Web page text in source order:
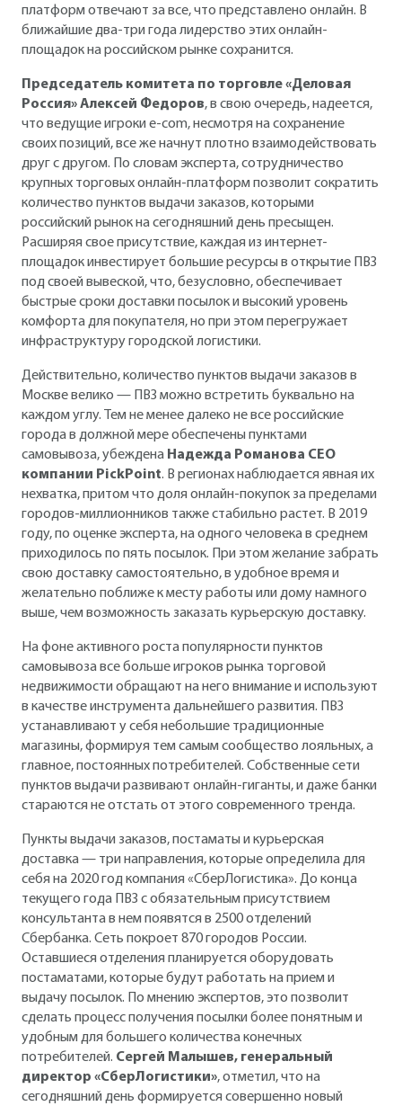
платформ отвечают за все, что представлено онлайн. В
ближайшие два-три года лидерство этих онлайн-
площадок на российском рынке сохранится.
Председатель комитета по торговле «Деловая
Россия» Алексей Федоров, в свою очередь, надеется,
что ведущие игроки e-com, несмотря на сохранение
своих позиций, все же начнут плотно взаимодействовать
друг с другом. По словам эксперта, сотрудничество
крупных торговых онлайн-платформ позволит сократить
количество пунктов выдачи заказов, которыми
российский рынок на сегодняшний день пресыщен.
Расширяя свое присутствие, каждая из интернет-
площадок инвестирует большие ресурсы в открытие ПВЗ
под своей вывеской, что, безусловно, обеспечивает
быстрые сроки доставки посылок и высокий уровень
комфорта для покупателя, но при этом перегружает
инфраструктуру городской логистики.
Действительно, количество пунктов выдачи заказов в
Москве велико — ПВЗ можно встретить буквально на
каждом углу. Тем не менее далеко не все российские
города в должной мере обеспечены пунктами
самовывоза, убеждена Надежда Романова СЕО
компании PickPoint. В регионах наблюдается явная их
нехватка, притом что доля онлайн-покупок за пределами
городов-миллионников также стабильно растет. В 2019
году, по оценке эксперта, на одного человека в среднем
приходилось по пять посылок. При этом желание забрать
свою доставку самостоятельно, в удобное время и
желательно поближе к месту работы или дому намного
выше, чем возможность заказать курьерскую доставку.
На фоне активного роста популярности пунктов
самовывоза все больше игроков рынка торговой
недвижимости обращают на него внимание и используют
в качестве инструмента дальнейшего развития. ПВЗ
устанавливают у себя небольшие традиционные
магазины, формируя тем самым сообщество лояльных, а
главное, постоянных потребителей. Собственные сети
пунктов выдачи развивают онлайн-гиганты, и даже банки
стараются не отстать от этого современного тренда.
Пункты выдачи заказов, постаматы и курьерская
доставка — три направления, которые определила для
себя на 2020 год компания «СберЛогистика». До конца
текущего года ПВЗ с обязательным присутствием
консультанта в нем появятся в 2500 отделений
Сбербанка. Сеть покроет 870 городов России.
Оставшиеся отделения планируется оборудовать
постаматами, которые будут работать на прием и
выдачу посылок. По мнению экспертов, это позволит
сделать процесс получения посылки более понятным и
удобным для большего количества конечных
потребителей. Сергей Малышев, генеральный
директор «СберЛогистики», отметил, что на
сегодняшний день формируется совершенно новый